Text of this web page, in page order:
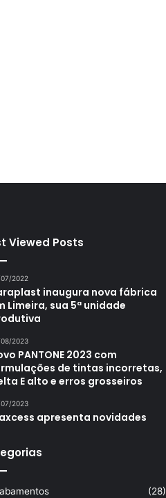
Viewed Posts
2022
inaugura nova fábrica
Limeira, sua 5ª unidade
2023
PANTONE 2023 com
de tintas incorretas,
E alto e erros grosseiros
2023
apresenta novidades
(28)